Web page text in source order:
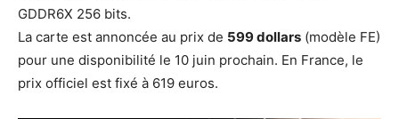
GDDR6X 256 bits.
La carte est annoncée au prix de 599 dollars (modèle FE)
pour une disponibilité le 10 juin prochain. En France, le
prix officiel est fixé à 619 euros.